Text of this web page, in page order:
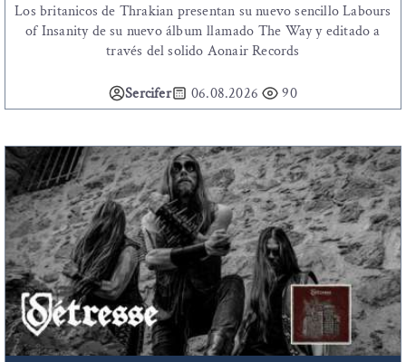
Los britanicos de Thrakian presentan su nuevo sencillo Labours
of Insanity de su nuevo álbum llamado The Way y editado a
través del solido Aonair Records
Sercifer 06.08.2026 90